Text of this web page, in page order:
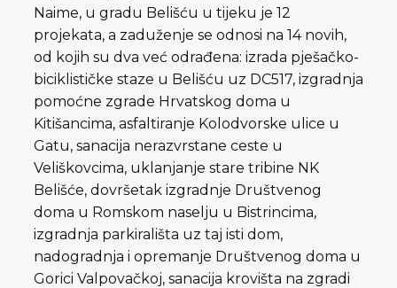
Naime, u gradu Belišću u tijeku je 12
projekata, a zaduženje se odnosi na 14 novih,
od kojih su dva već odrađena: izrada pješačko-
biciklističke staze u Belišću uz DC517, izgradnja
pomoćne zgrade Hrvatskog doma u
Kitišancima, asfaltiranje Kolodvorske ulice u
Gatu, sanacija nerazvrstane ceste u
Veliškovcima, uklanjanje stare tribine NK
Belišće, dovršetak izgradnje Društvenog
doma u Romskom naselju u Bistrincima,
izgradnja parkirališta uz taj isti dom,
nadogradnja i opremanje Društvenog doma u
Gorici Valpovačkoj, sanacija krovišta na zgradi